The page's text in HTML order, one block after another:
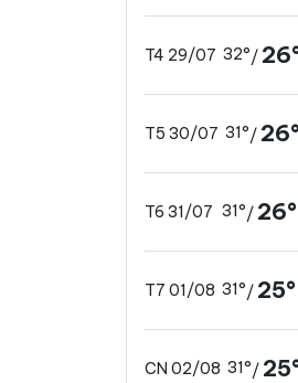
T4 29/07 32°/
T5 30/07 31°/ 26°
T6 31/07 31°/ 26°
T7 01/08 31°/ 25°
CN 02/08 31°/